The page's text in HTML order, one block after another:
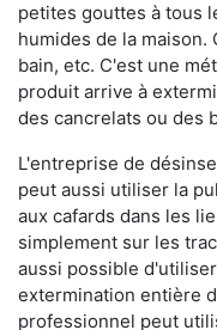
petites gouttes à tous
humides de la maison.
bain, etc. C'est une
produit arrive à
des cancrelats ou des
L'entreprise de
peut aussi utiliser la
aux cafards dans les
simplement sur les
aussi possible
extermination entière
professionnel peut